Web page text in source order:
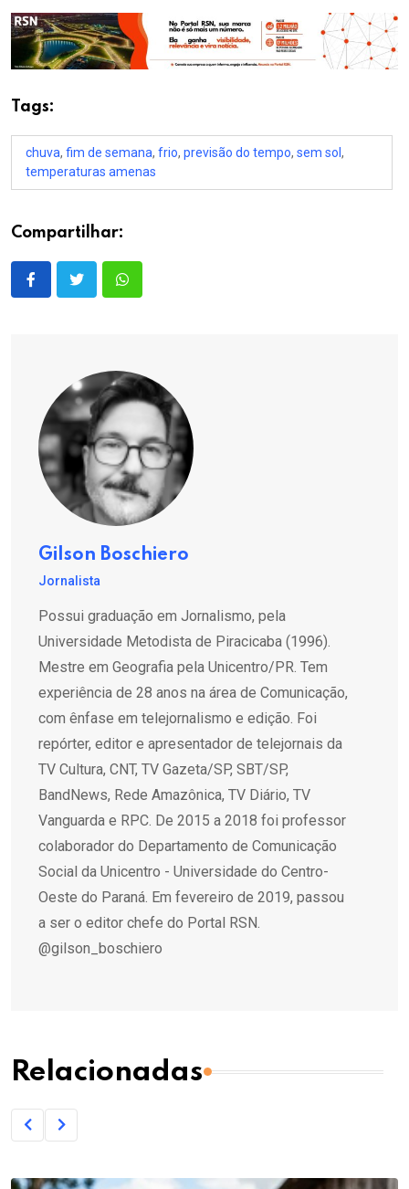
Tags:
chuva, fim de semana, frio, previsão do tempo, sem sol ,
temperaturas amenas
Compartilhar:
Gilson Boschiero
Jornalista
Possui graduação em Jornalismo, pela
Universidade Metodista de Piracicaba (1996).
Mestre em Geografia pela Unicentro/PR. Tem
experiência de 28 anos na área de Comunicação,
com ênfase em telejornalismo e edição. Foi
repórter, editor e apresentador de telejornais da
TV Cultura, CNT, TV Gazeta/SP, SBT/SP,
BandNews, Rede Amazônica, TV Diário, TV
Vanguarda e RPC. De 2015 a 2018 foi professor
colaborador do Departamento de Comunicação
Social da Unicentro - Universidade do Centro-
Oeste do Paraná. Em fevereiro de 2019, passou
a ser o editor chefe do Portal RSN.
@gilson_boschiero
Relacionadas